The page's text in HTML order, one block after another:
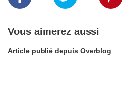
Vous aimerez aussi
Article publié depuis Overblog